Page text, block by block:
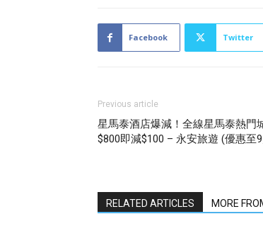
Facebook Twitter
Previous article
星馬泰酒店爆減！全線星馬泰熱門
$800即減$100 – 永安旅遊 (優惠至
RELATED ARTICLES MORE